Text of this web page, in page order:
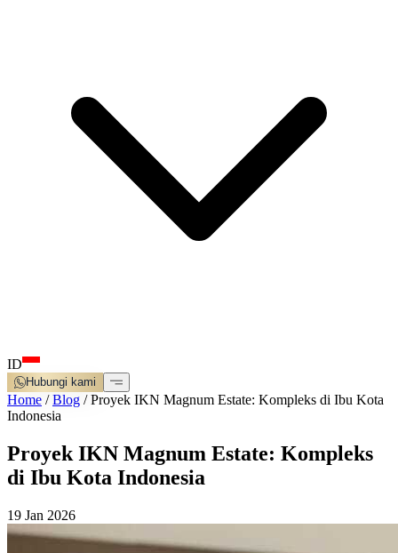
ID
Hubungi kami
Home /Blog /Proyek IKN Magnum Estate: Kompleks di Ibu Kota
Indonesia
Proyek IKN Magnum Estate: Kompleks
di Ibu Kota Indonesia
19 Jan 2026